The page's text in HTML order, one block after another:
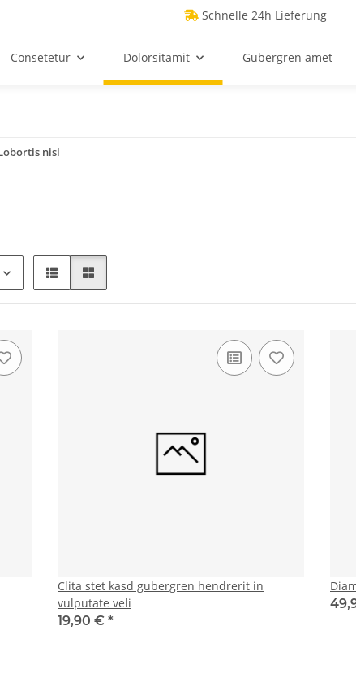
Schnelle 24h Lieferung
Consetetur Dolorsitamit Gubergren amet
nisl
Clita stet kasd gubergren hendrerit in
vulputate veli
19,90 € *